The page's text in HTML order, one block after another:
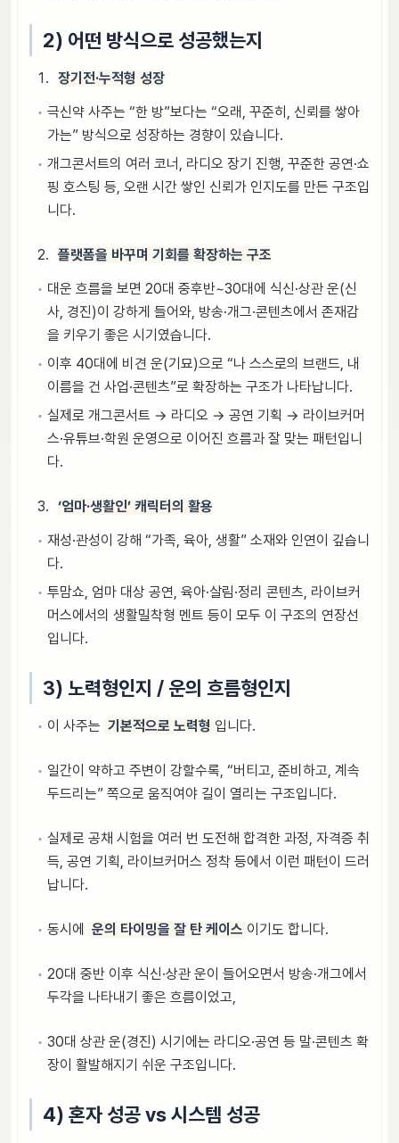
2) 어떤 방식으로 성공했는지
장기전·누적형 성장
극신약 사주는 “한 방”보다는 “오래, 꾸준히, 신뢰를 쌓아
가는” 방식으로 성장하는 경향이 있습니다.
개그콘서트의 여러 코너, 라디오 장기 진행, 꾸준한 공연·쇼
핑 호스팅 등, 오랜 시간 쌓인 신뢰가 인지도를 만든 구조입
니다.
플랫폼을 바꾸며 기회를 확장하는 구조
대운 흐름을 보면 20대 중후반~30대에 식신·상관 운(신
사, 경진)이 강하게 들어와, 방송·개그·콘텐츠에서 존재감
을 키우기 좋은 시기였습니다.
이후 40대에 비견 운(기묘)으로 “나 스스로의 브랜드, 내
이름을 건 사업·콘텐츠”로 확장하는 구조가 나타납니다.
실제로 개그콘서트 → 라디오 → 공연 기획 → 라이브커머
스·유튜브·학원 운영으로 이어진 흐름과 잘 맞는 패턴입니
다.
‘엄마·생활인’ 캐릭터의 활용
재성·관성이 강해 “가족, 육아, 생활” 소재와 인연이 깊습니
다.
투맘쇼, 엄마 대상 공연, 육아·살림·정리 콘텐츠, 라이브커
머스에서의 생활밀착형 멘트 등이 모두 이 구조의 연장선
입니다.
3) 노력형인지 / 운의 흐름형인지
이 사주는 기본적으로 노력형 입니다.
일간이 약하고 주변이 강할수록, “버티고, 준비하고, 계속
두드리는” 쪽으로 움직여야 길이 열리는 구조입니다.
실제로 공채 시험을 여러 번 도전해 합격한 과정, 자격증 취
득, 공연 기획, 라이브커머스 정착 등에서 이런 패턴이 드러
납니다.
동시에 운의 타이밍을 잘 탄 케이스 이기도 합니다.
20대 중반 이후 식신·상관 운이 들어오면서 방송·개그에서
두각을 나타내기 좋은 흐름이었고,
30대 상관 운(경진) 시기에는 라디오·공연 등 말·콘텐츠 확
장이 활발해지기 쉬운 구조입니다.
4) 혼자 성공 vs 시스템 성공